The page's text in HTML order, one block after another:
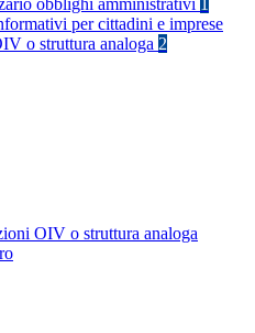
obblighi amministrativi 1
per cittadini e imprese
o struttura analoga 2
OIV o struttura analoga